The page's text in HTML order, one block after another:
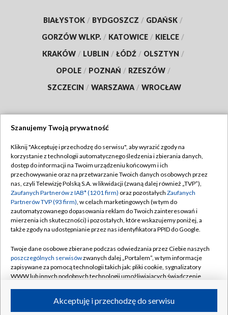
BIAŁYSTOK / BYDGOSZCZ / GDAŃSK /
GORZÓW WLKP. / KATOWICE / KIELCE /
KRAKÓW / LUBLIN / ŁÓDŹ / OLSZTYN /
OPOLE / POZNAŃ / RZESZÓW /
SZCZECIN / WARSZAWA / WROCŁAW
TVP
Abonament TVP
Emisja w TVP
Centrum informacji TVP
Naziemna Telewizja Cyfrowa
Rada Programowa
System NOS
Informacje o nadawcy
Program dla prasy
Regulamin TVP
Polityka prywatności
Moje zgody
Pomoc
Kontakt
Kanały
Szanujemy Twoją prywatność
Kliknij "Akceptuję i przechodzę do serwisu", aby wyrazić zgody na
korzystanie z technologii automatycznego śledzenia i zbierania danych,
dostęp do informacji na Twoim urządzeniu końcowym i ich
przechowywanie oraz na przetwarzanie Twoich danych osobowych przez
nas, czyli Telewizję Polską S.A. w likwidacji (zwaną dalej również „TVP”),
Zaufanych Partnerów z IAB* (1201 firm) oraz pozostałych Zaufanych
Partnerów TVP (93 firm), w celach marketingowych (w tym do
zautomatyzowanego dopasowania reklam do Twoich zainteresowań i
mierzenia ich skuteczności) i pozostałych, które wskazujemy poniżej, a
także zgody na udostępnianie przez nas identyfikatora PPID do Google.
Twoje dane osobowe zbierane podczas odwiedzania przez Ciebie naszych
poszczególnych serwisówzwanych dalej „Portalem”, w tym informacje
zapisywane za pomocą technologii takich jak: pliki cookie, sygnalizatory
WWW lub innych podobnych technologii umożliwiających świadczenie
ruchu w Internecie.Akceptuję i przechodzę do serwisu